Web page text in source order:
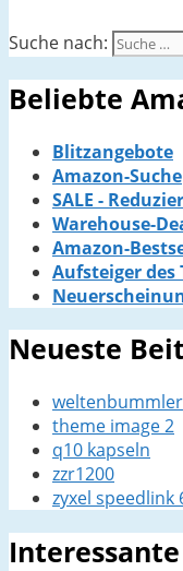
Suche nach:
Beliebte
Blitzangebote
Amazon-Suche
SALE -
Warehouse-
Amazon-
Aufsteiger des
Neueste
weltenbummler
theme image 2
q10 kapseln
zzr1200
zyxel speedlink